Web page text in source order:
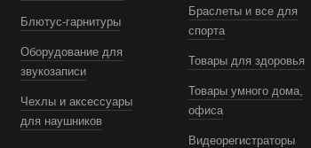
Блютус-гарнитуры
Оборудование для
звукозаписи
Чехлы и аксессуары
для наушников
Браслеты и все для
спорта
Товары для здоровья
Товары умного дома,
офиса
Видеорегистраторы